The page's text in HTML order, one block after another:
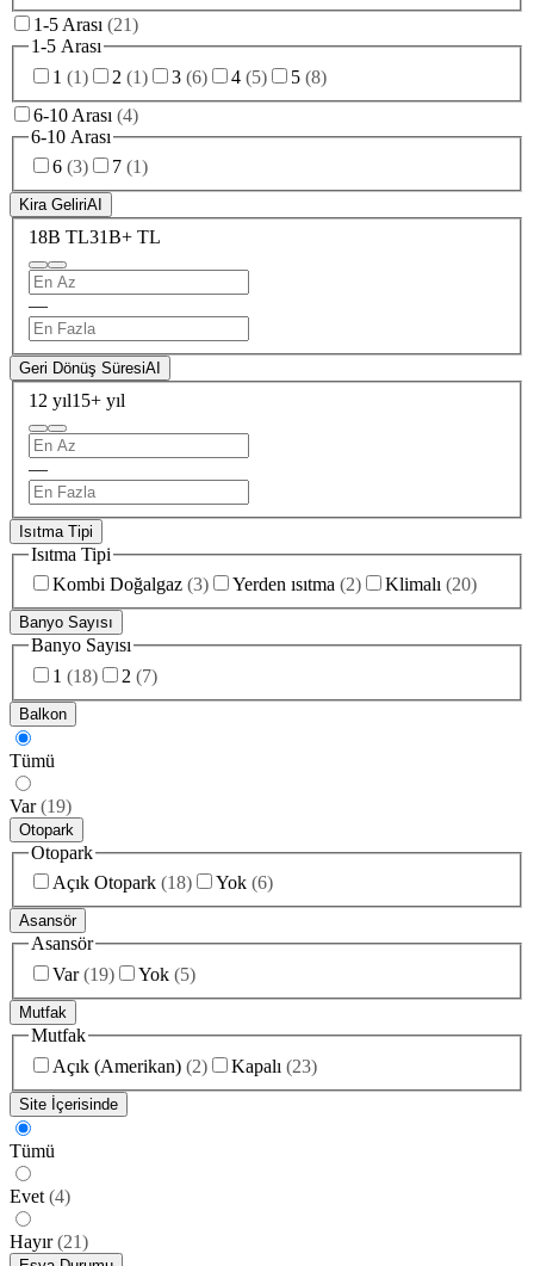
1-5 Arası (21)
1-5 Arası
1 (1) 2 (1) 3 (6) 4 (5) 5 (8)
6-10 Arası (4)
6-10 Arası
6 (3) 7 (1)
Kira GeliriAI
18B TL31B+ TL
—
Geri Dönüş SüresiAI
12 yıl15+ yıl
—
Isıtma Tipi
Isıtma Tipi
Kombi Doğalgaz (3) Yerden ısıtma (2) Klimalı (20)
Banyo Sayısı
Banyo Sayısı
1 (18) 2 (7)
Balkon
Tümü
Var (19)
Otopark
Otopark
Açık Otopark (18) Yok (6)
Asansör
Asansör
Var (19) Yok (5)
Mutfak
Mutfak
Açık (Amerikan) (2) Kapalı (23)
Site İçerisinde
Tümü
Evet (4)
Hayır (21)